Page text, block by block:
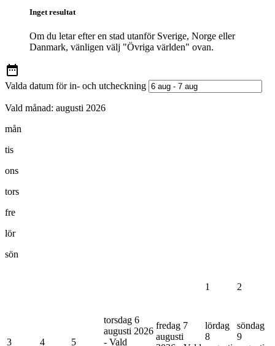
Inget resultat
Om du letar efter en stad utanför Sverige, Norge eller
Danmark, vänligen välj "Övriga världen" ovan.
Valda datum för in- och utcheckning
Vald månad: augusti 2026
mån
tis
ons
tors
fre
lör
sön
1 2
3 4 5
torsdag 6
augusti 2026
- Vald
fredag 7
augusti
lördag
8
söndag
9